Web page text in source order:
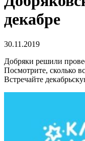
декабре
30.11.2019
Добряки решили
Посмотрите, сколько
Встречайте